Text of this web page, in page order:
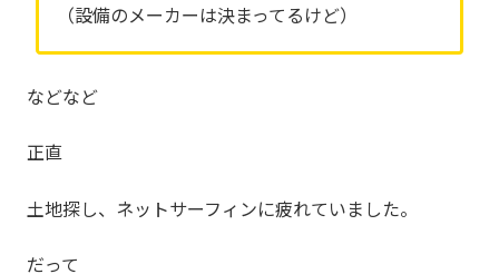
（設備のメーカーは決まってるけど）
などなど
正直
土地探し、ネットサーフィンに疲れていました。
だって